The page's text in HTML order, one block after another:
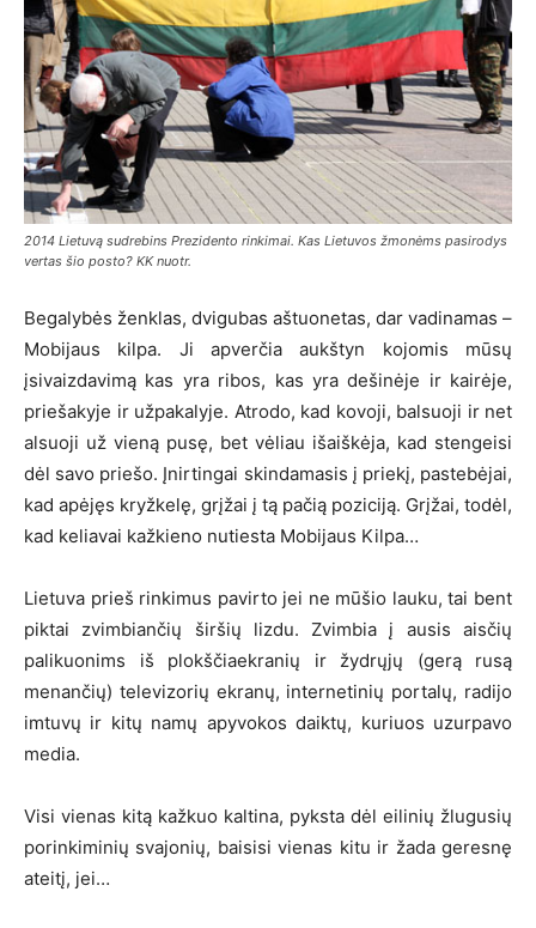
2014 Lietuvą sudrebins Prezidento rinkimai. Kas Lietuvos žmonėms pasirodys
vertas šio posto? KK nuotr.
Begalybės ženklas, dvigubas aštuonetas, dar vadinamas –
Mobijaus kilpa. Ji apverčia aukštyn kojomis mūsų
įsivaizdavimą kas yra ribos, kas yra dešinėje ir kairėje,
priešakyje ir užpakalyje. Atrodo, kad kovoji, balsuoji ir net
alsuoji už vieną pusę, bet vėliau išaiškėja, kad stengeisi
dėl savo priešo. Įnirtingai skindamasis į priekį, pastebėjai,
kad apėjęs kryžkelę, grįžai į tą pačią poziciją. Grįžai, todėl,
kad keliavai kažkieno nutiesta Mobijaus Kilpa…
Lietuva prieš rinkimus pavirto jei ne mūšio lauku, tai bent
piktai zvimbiančių širšių lizdu. Zvimbia į ausis aisčių
palikuonims iš plokščiaekranių ir žydrųjų (gerą rusą
menančių) televizorių ekranų, internetinių portalų, radijo
imtuvų ir kitų namų apyvokos daiktų, kuriuos uzurpavo
media.
Visi vienas kitą kažkuo kaltina, pyksta dėl eilinių žlugusių
porinkiminių svajonių, baisisi vienas kitu ir žada geresnę
ateitį, jei…